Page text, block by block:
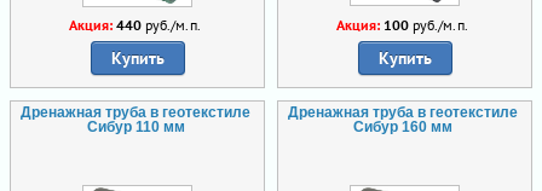
Акция: 440руб./м.п.
Купить
Акция: 100руб./м.п.
Купить
Дренажная труба в геотекстиле
Сибур 110 мм
Дренажная труба в геотекстиле
Сибур 160 мм